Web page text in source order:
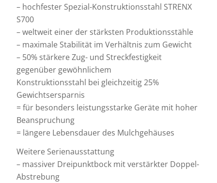
– hochfester Spezial-Konstruktionsstahl STRENX
S700
– weltweit einer der stärksten Produktionsstähle
– maximale Stabilität im Verhältnis zum Gewicht
– 50% stärkere Zug- und Streckfestigkeit
gegenüber gewöhnlichem
Konstruktionsstahl bei gleichzeitig 25%
Gewichtsersparnis
= für besonders leistungsstarke Geräte mit hoher
Beanspruchung
= längere Lebensdauer des Mulchgehäuses
Weitere Serienausstattung
– massiver Dreipunktbock mit verstärkter Doppel-
Abstrebung